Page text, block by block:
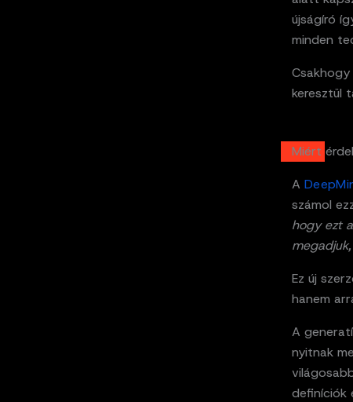
újságíró
minden
keresztül
Miért
A
számol
hogy ezt
Ez új
hanem
A
nyitnak
definíciók